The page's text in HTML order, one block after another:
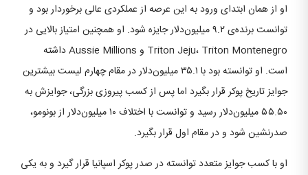
او از همان ابتدای ورود به این عرصه از عملکردی عالی برخوردار بود و
توانست برنده‌ی ۹.۲ میلیون‌دلار جایزه شود. او همچنین امتیاز بالایی در
Triton Jeju، Triton Montenegro و Aussie Millions داشته
است. او توانسته بود با ۳۵.۱ میلیون‌دلار در مقام چهارم لیست بیشترین
جوایز تاریخ پوکر قرار بگیرد اما پس از کسب پیروزی بزرگی، جوایزش به
۵۵.۵۰ میلیون‌دلار رسید و توانست با اختلاف ۱۰ میلیون‌دلار از بونومو،
صدرنشین شود و در مقام اول قرار بگیرد.
او با کسب جوایز متعدد توانسته در صدر پوکر اسپانیا قرار گیرد و به یکی